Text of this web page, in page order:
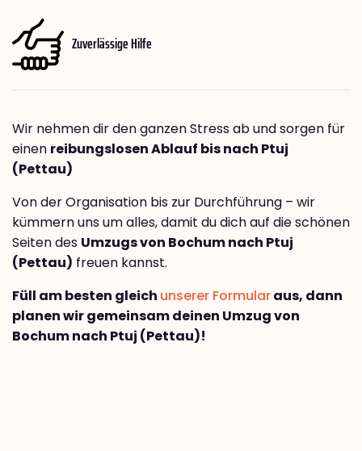
Zuverlässige Hilfe
Wir nehmen dir den ganzen Stress ab und sorgen für
einen reibungslosen Ablauf bis nach Ptuj
(Pettau)
Von der Organisation bis zur Durchführung – wir
kümmern uns um alles, damit du dich auf die schönen
Seiten des Umzugs von Bochum nach Ptuj
(Pettau) freuen kannst.
Füll am besten gleich unserer Formularaus, dann
planen wir gemeinsam deinen Umzug von
Bochum nach Ptuj (Pettau)!